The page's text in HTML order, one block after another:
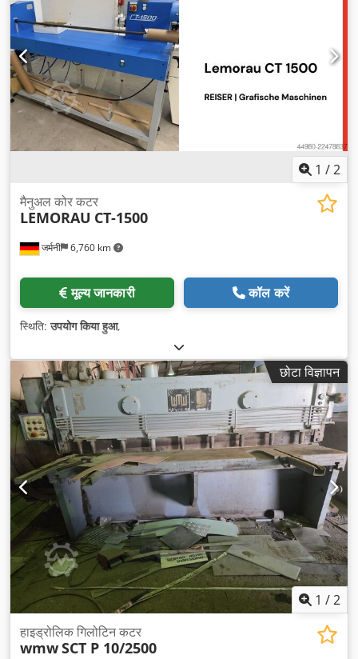
1 /2
जर्मनी 6,760 km
मैनुअल कोर कटर
LEMORAU CT-1500
मूल्य जानकारी कॉल करें
स्थिति:उपयोग किया हुआ,
छोटा विज्ञापन
1 /2
हाइड्रोलिक गिलोटिन कटर
wmwSCT P 10/2500